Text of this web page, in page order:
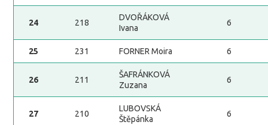
24 218
DVOŘÁKOVÁ
Ivana
6
25 231 FORNER Moira 6
26 211
ŠAFRÁNKOVÁ
Zuzana
6
27 210
LUBOVSKÁ
Štěpánka
6